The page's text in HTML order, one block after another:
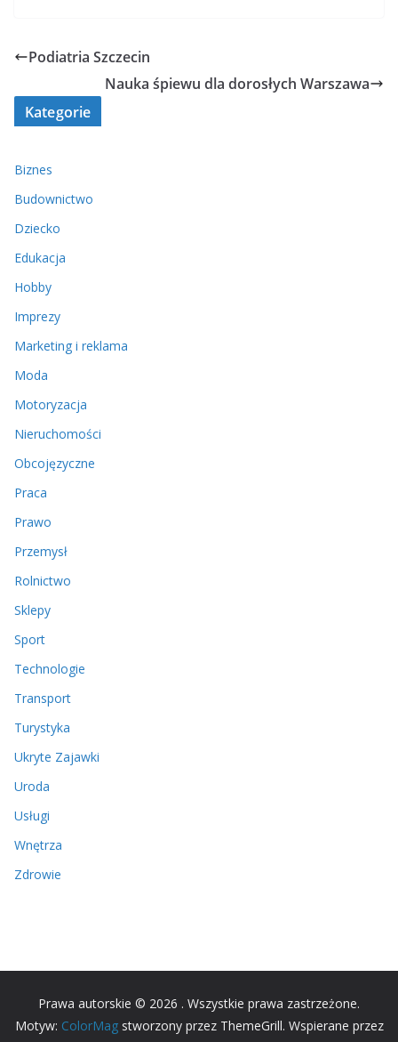
Podiatria Szczecin
Nauka śpiewu dla dorosłych Warszawa
Kategorie
Biznes
Budownictwo
Dziecko
Edukacja
Hobby
Imprezy
Marketing i reklama
Moda
Motoryzacja
Nieruchomości
Obcojęzyczne
Praca
Prawo
Przemysł
Rolnictwo
Sklepy
Sport
Technologie
Transport
Turystyka
Ukryte Zajawki
Uroda
Usługi
Wnętrza
Zdrowie
Prawa autorskie © 2026 . Wszystkie prawa zastrzeżone.
Motyw: ColorMagstworzony przez ThemeGrill. Wspierane przez